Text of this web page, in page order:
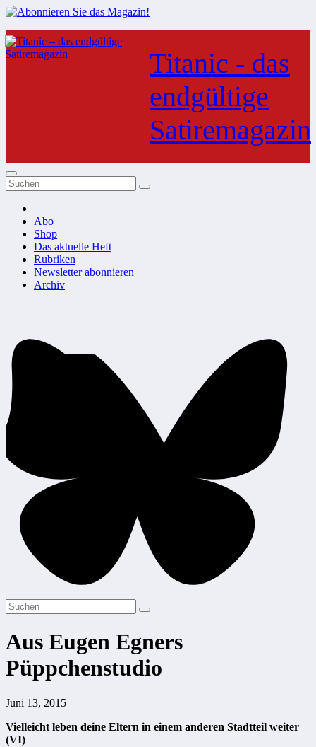
Zum
Inhalt
springen
Titanic - das
endgültige
Satiremagazin
Abo
Shop
Das aktuelle Heft
Rubriken
Newsletter abonnieren
Archiv
Aus Eugen Egners
Püppchenstudio
Juni 13, 2015
Vielleicht leben deine Eltern in einem anderen Stadtteil weiter
(VI)